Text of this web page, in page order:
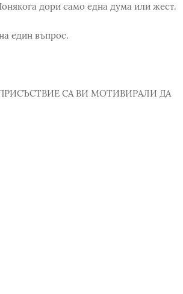
дори само една дума или жест.
един въпрос.
СА ВИ МОТИВИРАЛИ ДА